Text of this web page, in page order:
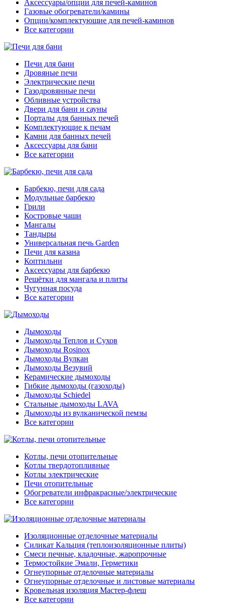
Аксессуары/опции для печей-каминов
Газовые обогреватели/камины
Опции/комплектующие для печей-каминов
Все категории
Печи для бани
Дровяные печи
Электрические печи
Газодровянные печи
Обливные устройства
Двери для бани и сауны
Порталы для банных печей
Комплектующие к печам
Камни для банных печей
Аксессуары для бани
Все категории
Барбекю, печи для сада
Модульные барбекю
Грили
Костровые чаши
Мангалы
Тандыры
Универсальная печь Garden
Печи для казана
Коптильни
Аксессуары для барбекю
Решётки для мангала и плиты
Чугунная посуда
Все категории
Дымоходы
Дымоходы Теплов и Сухов
Дымоходы Rosinox
Дымоходы Вулкан
Дымоходы Везувий
Керамические дымоходы
Гибкие дымоходы (газоходы)
Дымоходы Schiedel
Стальные дымоходы LAVA
Дымоходы из вулканической пемзы
Все категории
Котлы, печи отопительные
Котлы твердотопливные
Котлы электрические
Печи отопительные
Обогреватели инфракрасные/электрические
Все категории
Изоляционные отделочные материалы
Силикат Кальция (теплоизоляционные плиты)
Смеси печные, кладочные, жаропрочные
Термостойкие Эмали, Герметики
Огнеупорные отделочные материалы
Огнеупорные отделочные и листовые материалы
Кровельная изоляция Мастер-флеш
Все категории